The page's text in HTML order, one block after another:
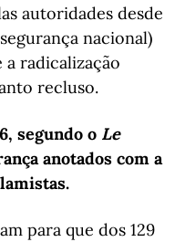
autoridades desde
nacional)
radicalização
recluso.
segundo o Le
anotados com a
para que dos 129